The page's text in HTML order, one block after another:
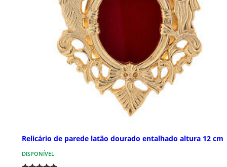
Relicário de parede latão dourado entalhado altura 12 cm
DISPONÍVEL